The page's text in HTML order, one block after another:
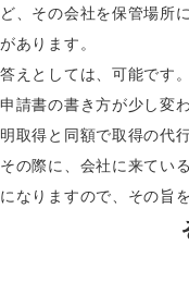
ど、その会社を保管場所
があります。
答えとしては、可能です。
申請書の書き方が少し変
明取得と同額で取得の代
その際に、会社に来てい
になりますので、その旨